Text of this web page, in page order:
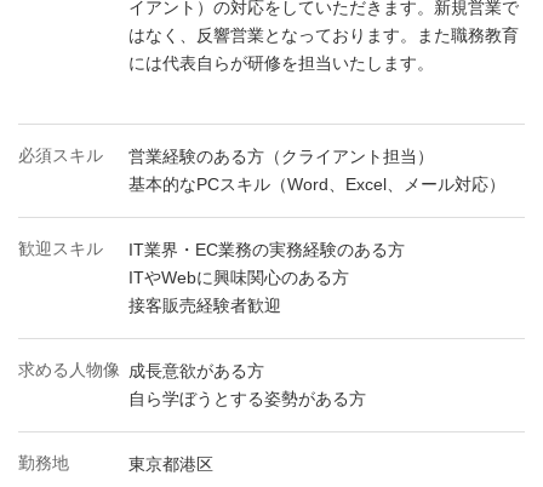
イアント）の対応をしていただきます。新規営業で
はなく、反響営業となっております。また職務教育
には代表自らが研修を担当いたします。
必須スキル
営業経験のある方（クライアント担当）
基本的なPCスキル（Word、Excel、メール対応）
歓迎スキル
IT業界・EC業務の実務経験のある方
ITやWebに興味関心のある方
接客販売経験者歓迎
求める人物像 成長意欲がある方
自ら学ぼうとする姿勢がある方
勤務地 東京都港区